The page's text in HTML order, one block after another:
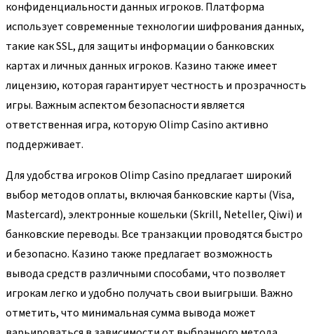
конфиденциальности данных игроков. Платформа
использует современные технологии шифрования данных,
такие как SSL, для защиты информации о банковских
картах и личных данных игроков. Казино также имеет
лицензию, которая гарантирует честность и прозрачность
игры. Важным аспектом безопасности является
ответственная игра, которую Olimp Casino активно
поддерживает.
Для удобства игроков Olimp Casino предлагает широкий
выбор методов оплаты, включая банковские карты (Visa,
Mastercard), электронные кошельки (Skrill, Neteller, Qiwi) и
банковские переводы. Все транзакции проводятся быстро
и безопасно. Казино также предлагает возможность
вывода средств различными способами, что позволяет
игрокам легко и удобно получать свои выигрыши. Важно
отметить, что минимальная сумма вывода может